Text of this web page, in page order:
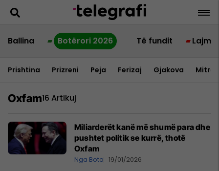
Ballina Botërori 2026 Të fundit Lajme
Prishtina Prizreni Peja Ferizaj Gjakova
Oxfam16 Artikuj
Miliarderët kanë më shumë para dhe
pushtet politik se kurrë, thotë
Oxfam
Nga Bota 19/01/2026